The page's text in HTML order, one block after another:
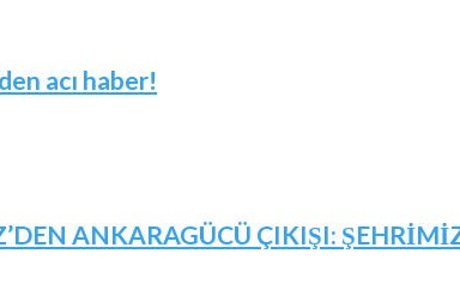
acı haber!
ANKARAGÜCÜ ÇIKIŞI: